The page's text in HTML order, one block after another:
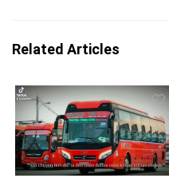
Related Articles